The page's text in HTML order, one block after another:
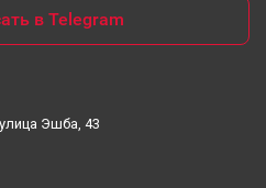
в Telegram
Эшба, 43